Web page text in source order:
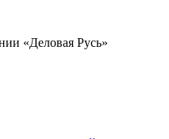
«Деловая Русь»